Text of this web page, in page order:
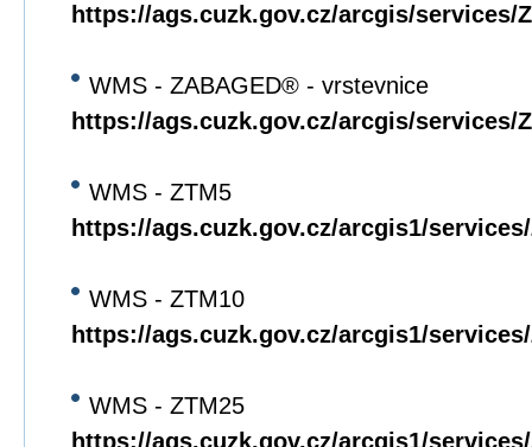
https://ags.cuzk.gov.cz/arcgis/services/
WMS - ZABAGED® - vrstevnice
https://ags.cuzk.gov.cz/arcgis/services/
WMS - ZTM5
https://ags.cuzk.gov.cz/arcgis1/
WMS - ZTM10
https://ags.cuzk.gov.cz/arcgis1/
WMS - ZTM25
https://ags.cuzk.gov.cz/arcgis1/